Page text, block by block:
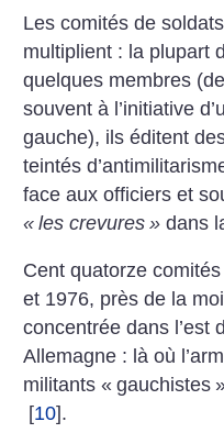
Les comités de
multiplient : la plupart
quelques membres
souvent à l’initiative
gauche), ils éditent
teintés
face aux officiers et
« les crevures » dans
Cent quatorze
et 1976, près de la
concentrée dans l’est
Allemagne : là où
militants « gauchistes
[10].